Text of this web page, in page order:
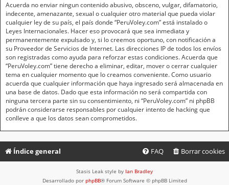
Acuerda no enviar ningun contenido abusivo, obsceno, vulgar, difamatorio,
indecente, amenazante, sexual o cualquier otro material que pueda violar
cualquier ley de su país, el país donde “PeruVoley.com” está instalado o
Leyes Internacionales. Hacer eso provocará que sea inmediata y
permanentemente expulsado y, si lo creemos oportuno, con notificación a
su Proveedor de Servicios de Internet. Las direcciones IP de todos los envíos
son registradas como ayuda para reforzar estas condiciones. Acuerda que
“PeruVoley.com” tiene derecho a eliminar, editar, mover o cerrar cualquier
tema en cualquier momento que lo creamos conveniente. Como usuario
acuerda que cualquier información que haya ingresado será almacenada en
una base de datos. Dado que esta información no será compartida con
ninguna tercera parte sin su consentimiento, ni “PeruVoley.com” ni phpBB
podrán considerarse responsables por cualquier intento de hacking que
conlleve a que los datos sean comprometidos.
Índice general Borrar cookies
FAQ
Stasis Leak style by Ian Bradley
Desarrollado por phpBB® Forum Software © phpBB Limited